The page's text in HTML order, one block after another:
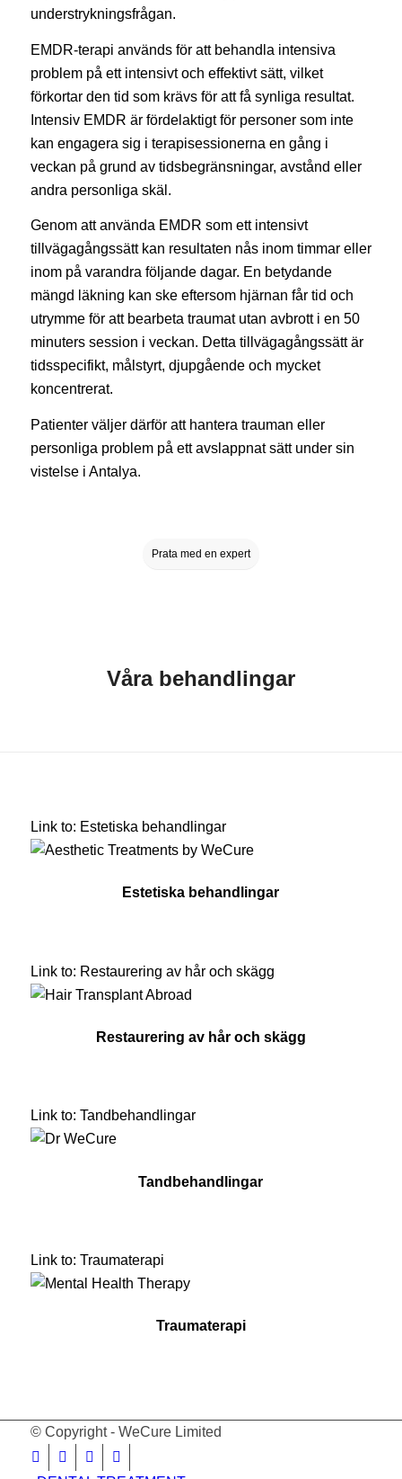
understrykningsfrågan.
EMDR-terapi används för att behandla intensiva
problem på ett intensivt och effektivt sätt, vilket
förkortar den tid som krävs för att få synliga resultat.
Intensiv EMDR är fördelaktigt för personer som inte
kan engagera sig i terapisessionerna en gång i
veckan på grund av tidsbegränsningar, avstånd eller
andra personliga skäl.
Genom att använda EMDR som ett intensivt
tillvägagångssätt kan resultaten nås inom timmar eller
inom på varandra följande dagar. En betydande
mängd läkning kan ske eftersom hjärnan får tid och
utrymme för att bearbeta traumat utan avbrott i en 50
minuters session i veckan. Detta tillvägagångssätt är
tidsspecifikt, målstyrt, djupgående och mycket
koncentrerat.
Patienter väljer därför att hantera trauman eller
personliga problem på ett avslappnat sätt under sin
vistelse i Antalya.
Prata med en expert
Våra behandlingar
Link to: Estetiska behandlingar
Estetiska behandlingar
Link to: Restaurering av hår och skägg
Restaurering av hår och skägg
Link to: Tandbehandlingar
Tandbehandlingar
Link to: Traumaterapi
Traumaterapi
© Copyright - WeCure Limited